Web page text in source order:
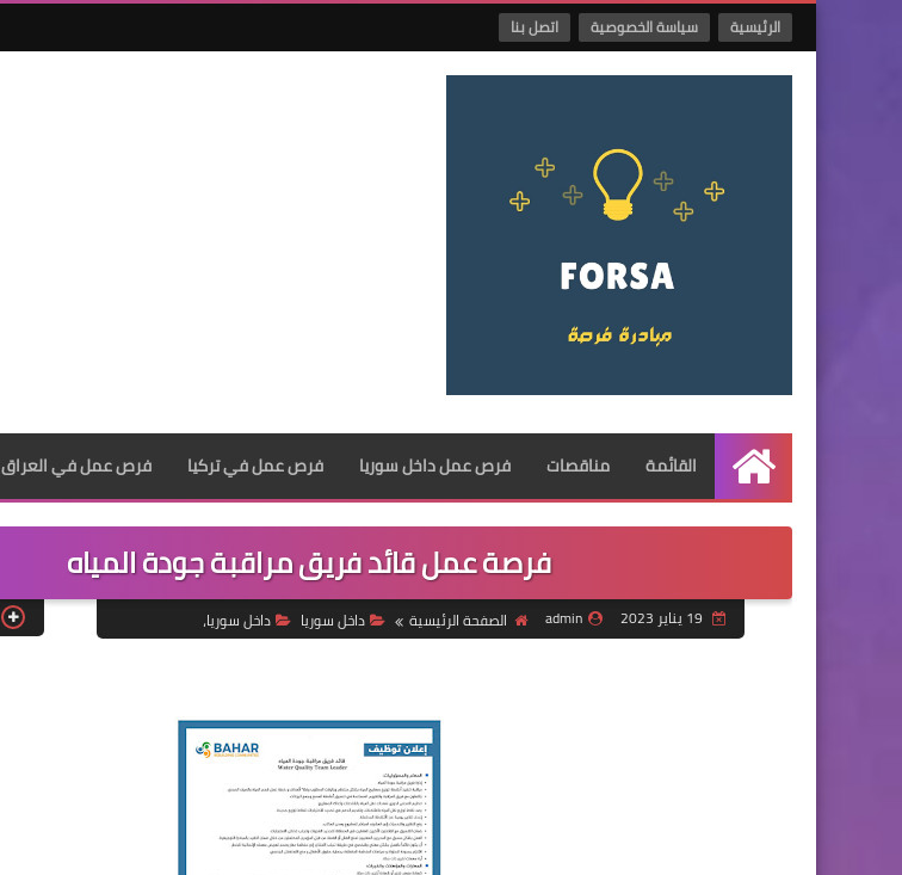
الرئيسية سياسة الخصوصية اتصل بنا
الرئيسية
القائمة مناقصات فرص عمل داخل سوريا فرص عمل في تركيا فرص عمل في العراق
فرصة عمل قائد فريق مراقبة جودة المياه
admin الصفحة الرئيسية داخل سوريا داخل سوريا،